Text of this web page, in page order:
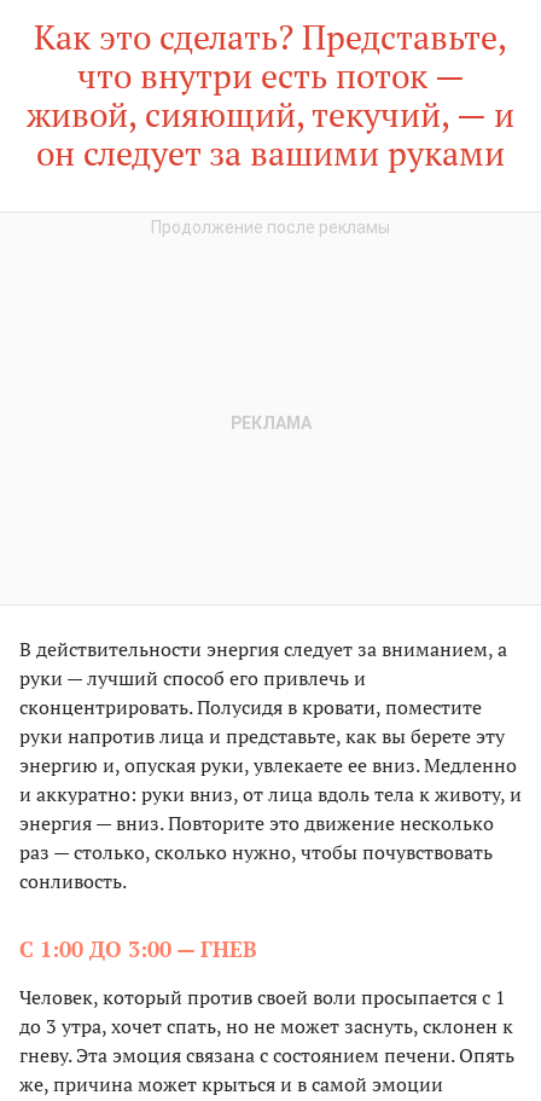
Как это сделать? Представьте,
что внутри есть поток —
живой, сияющий, текучий, — и
он следует за вашими руками
В действительности энергия следует за вниманием, а
руки — лучший способ его привлечь и
сконцентрировать. Полусидя в кровати, поместите
руки напротив лица и представьте, как вы берете эту
энергию и, опуская руки, увлекаете ее вниз. Медленно
и аккуратно: руки вниз, от лица вдоль тела к животу, и
энергия — вниз. Повторите это движение несколько
раз — столько, сколько нужно, чтобы почувствовать
сонливость.
С 1:00 ДО 3:00 — ГНЕВ
Человек, который против своей воли просыпается с 1
до 3 утра, хочет спать, но не может заснуть, склонен к
гневу. Эта эмоция связана с состоянием печени. Опять
же, причина может крыться и в самой эмоции